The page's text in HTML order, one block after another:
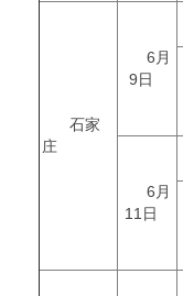
石家
庄
6月
9日
6月
11日